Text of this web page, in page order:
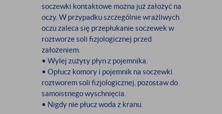
soczewki kontaktowe można już założyć na
oczy. W przypadku szczególnie wrażliwych
oczu zaleca się przepłukanie soczewek w
roztworze soli fizjologicznej przed
założeniem.
• Wylej zużyty płyn z pojemnika.
• Opłucz komory i pojemnik na soczewki
roztworem soli fizjologicznej, pozostaw do
samoistnego wyschnięcia.
• Nigdy nie płucz woda z kranu.